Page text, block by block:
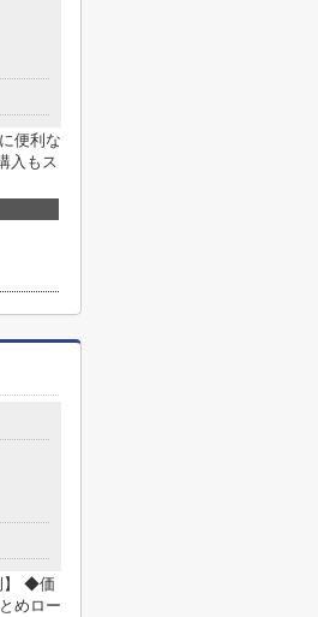
便利な
入もス
】 ◆価
めロー